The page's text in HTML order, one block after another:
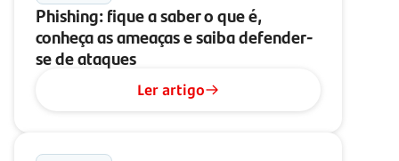
Phishing: fique a saber o que é,
conheça as ameaças e saiba defender-
se de ataques
Ler artigo